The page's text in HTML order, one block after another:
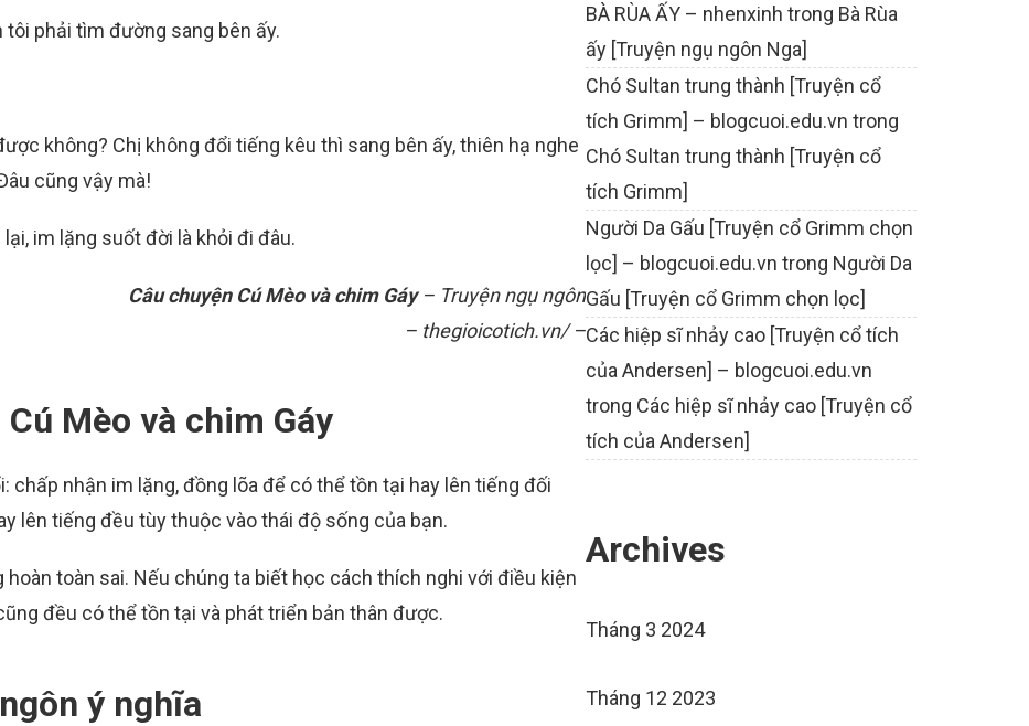
tôi phải tìm đường sang bên ấy.
không? Chị không đổi tiếng kêu thì sang bên ấy, thiên hạ nghe
cũng vậy mà!
im lặng suốt đời là khỏi đi đâu.
Câu chuyện Cú Mèo và chim Gáy– Truyện ngụ ngôn
– thegioicotich.vn/ –
Mèo và chim Gáy
chấp nhận im lặng, đồng lõa để có thể tồn tại hay lên tiếng đối
lên tiếng đều tùy thuộc vào thái độ sống của bạn.
toàn sai. Nếu chúng ta biết học cách thích nghi với điều kiện
đều có thể tồn tại và phát triển bản thân được.
ý nghĩa
BÀ RÙA ẤY – nhenxinh trong Bà Rùa
ấy [Truyện ngụ ngôn Nga]
Chó Sultan trung thành [Truyện cổ
tích Grimm] – blogcuoi.edu.vn trong
Chó Sultan trung thành [Truyện cổ
tích Grimm]
Người Da Gấu [Truyện cổ Grimm chọn
lọc] – blogcuoi.edu.vn trong Người Da
Gấu [Truyện cổ Grimm chọn lọc]
Các hiệp sĩ nhảy cao [Truyện cổ tích
của Andersen] – blogcuoi.edu.vn
trong Các hiệp sĩ nhảy cao [Truyện cổ
tích của Andersen]
Archives
Tháng 3 2024
Tháng 12 2023